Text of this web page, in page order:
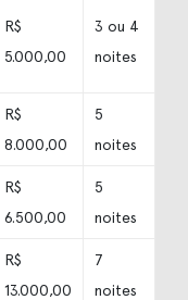
R$
5.000,00
3 ou 4
noites
R$
8.000,00
5
noites
R$
6.500,00
5
noites
R$
13.000,00
7
noites